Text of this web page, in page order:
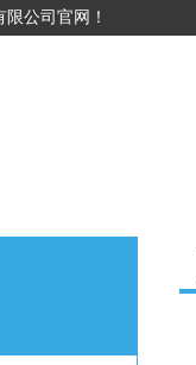
公司官网！